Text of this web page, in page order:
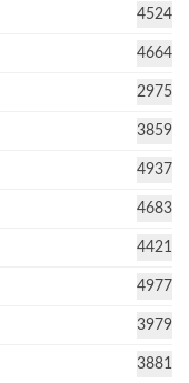
4524
4664
2975
3859
4937
4683
4421
4977
3979
3881